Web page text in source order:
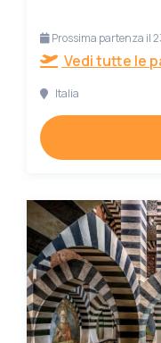
Prossima partenza il
Vedi tutte le
Italia